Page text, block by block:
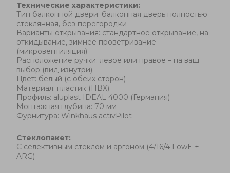
Технические характеристики:
Тип балконной двери: балконная дверь полностью
стеклянная, без перегородки
Варианты открывания: стандартное открывание, на
откидывание, зимнее проветривание
(микровентиляция)
Расположение ручки: левое или правое – на ваш
выбор (вид изнутри)
Цвет: белый (с обеих сторон)
Материал: пластик (ПВХ)
Профиль: aluplast IDEAL 4000 (Германия)
Монтажная глубина: 70 мм
Фурнитура: Winkhaus activPilot
Стеклопакет:
С селективным стеклом и аргоном (4/16/4 LowE +
ARG)